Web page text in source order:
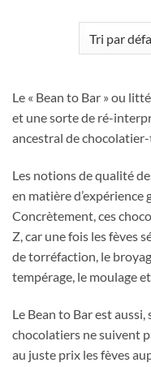
Le « Bean to Bar » ou
et une sorte de ré-
ancestral de
Les notions de qualité
en matière
Concrètement, ces
Z, car une fois les fèves
de torréfaction, le
tempérage, le moulage
Le Bean to Bar est
chocolatiers ne suivent
au juste prix les fèves